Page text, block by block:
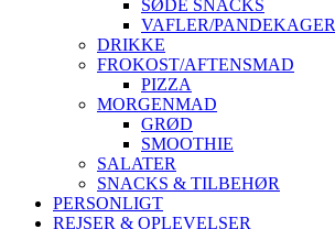
SØDE SNACKS
VAFLER/PANDEKAGER
DRIKKE
FROKOST/AFTENSMAD
PIZZA
MORGENMAD
GRØD
SMOOTHIE
SALATER
SNACKS & TILBEHØR
PERSONLIGT
REJSER & OPLEVELSER